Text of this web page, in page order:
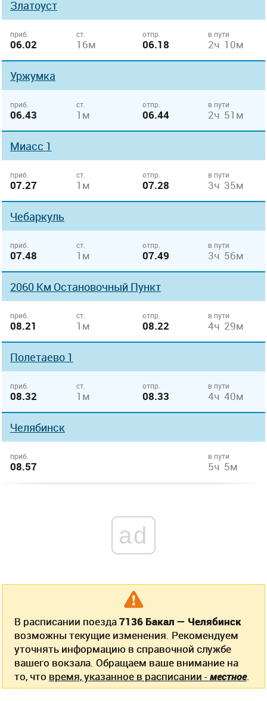
Златоуст
приб.
06.02
ст.
16м
отпр.
06.18
в пути
2ч 10м
Уржумка
приб.
06.43
ст.
1м
отпр.
06.44
в пути
2ч 51м
Миасс 1
приб.
07.27
ст.
1м
отпр.
07.28
в пути
3ч 35м
Чебаркуль
приб.
07.48
ст.
1м
отпр.
07.49
в пути
3ч 56м
2060 Км Остановочный Пункт
приб.
08.21
ст.
1м
отпр.
08.22
в пути
4ч 29м
Полетаево 1
приб.
08.32
ст.
1м
отпр.
08.33
в пути
4ч 40м
Челябинск
приб.
08.57
в пути
5ч 5м
ad
В расписании поезда7136 Бакал — Челябинск
возможны текущие изменения. Рекомендуем
уточнять информацию в справочной службе
вашего вокзала. Обращаем ваше внимание на
то, что время, указанное в расписании -местное.